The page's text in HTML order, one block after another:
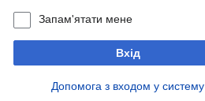
Запам'ятати мене
Вхід
Допомога з входом у систему